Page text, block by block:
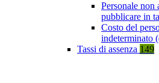
Personale non
pubblicare in
Costo del
indeterminato
Tassi di assenza 149